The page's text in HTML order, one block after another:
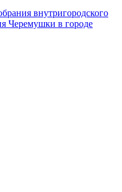
внутригородского
Черемушки в городе